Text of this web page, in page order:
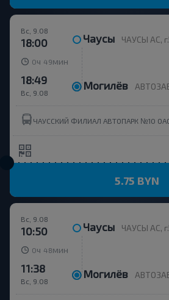
Вс, 9.08
18:00 Чаусы ЧАУСЫ АС,
0ч 49 мин
Вс, 9.08
18:49 Могилёв АВТОЗАВОД,
5.75 BYN
Вс, 9.08
10:50 Чаусы ЧАУСЫ АС,
0ч 48 мин
Вс, 9.08
11:38 Могилёв АВТОЗАВОД,